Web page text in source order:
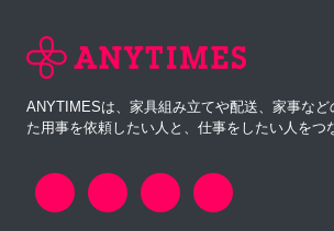
ANYTIMESは、家具組み立てや配送、家事など
た用事を依頼したい人と、仕事をしたい人をつ